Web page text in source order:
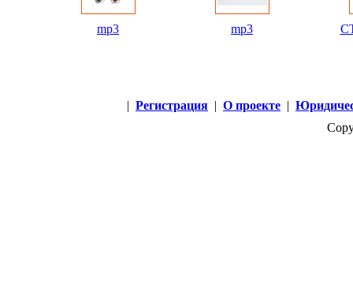
mp3 mp3
| Регистрация | О проекте |